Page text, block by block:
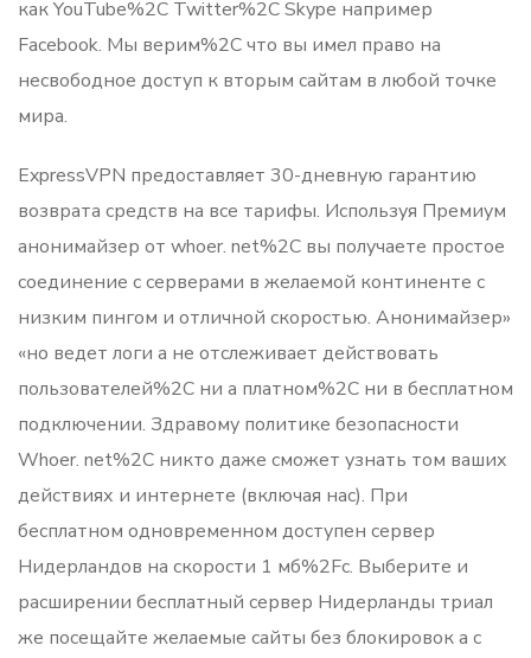
как YouTube%2C Twitter%2C Skype например
Facebook. Мы верим%2C что вы имел право на
несвободное доступ к вторым сайтам в любой точке
мира.
ExpressVPN предоставляет 30-дневную гарантию
возврата средств на все тарифы. Используя Премиум
анонимайзер от whoer. net%2C вы получаете простое
соединение с серверами в желаемой континенте с
низким пингом и отличной скоростью. Анонимайзер»
«но ведет логи а не отслеживает действовать
пользователей%2C ни а платном%2C ни в бесплатном
подключении. Здравому политике безопасности
Whoer. net%2C никто даже сможет узнать том ваших
действиях и интернете (включая нас). При
бесплатном одновременном доступен сервер
Нидерландов на скорости 1 мб%2Fс. Выберите и
расширении бесплатный сервер Нидерланды триал
же посещайте желаемые сайты без блокировок а с